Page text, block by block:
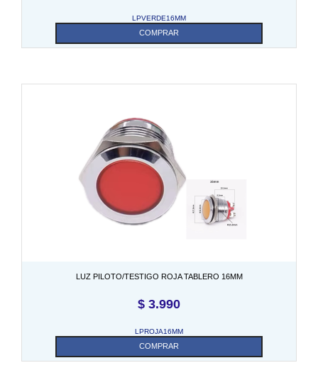
LPVERDE16MM
COMPRAR
LUZ PILOTO/TESTIGO ROJA TABLERO 16MM
$ 3.990
LPROJA16MM
COMPRAR